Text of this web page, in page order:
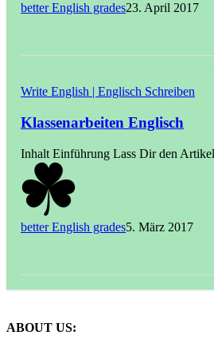
better English grades23. April 2017
Write English | Englisch Schreiben
Klassenarbeiten Englisch
Inhalt Einführung Lass Dir den
better English grades5. März 2017
ABOUT US: